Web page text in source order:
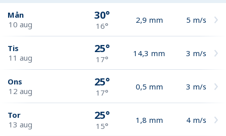
Mån
10 aug
30°
16°
2,9 mm 5 m/s
Tis
11 aug
25°
17°
14,3 mm 3 m/s
Ons
12 aug
25°
17°
0,5 mm 3 m/s
Tor
13 aug
25°
15°
1,8 mm 4 m/s